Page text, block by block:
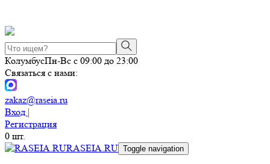
КолумбусПн-Вс с 09:00 до 23:00
Связаться с нами:
zakaz@raseia.ru
Вход |
Регистрация
0 шт.
RASEIA.RU Toggle navigation